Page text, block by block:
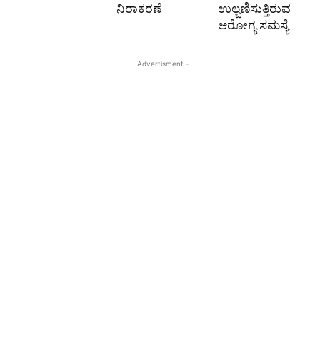
ನಿರಾಕರಣೆ
ಉಲ್ಬಣಿಸುತ್ತಿರುವ
ಆರೋಗ್ಯ ಸಮಸ್ಯೆ
- Advertisment -